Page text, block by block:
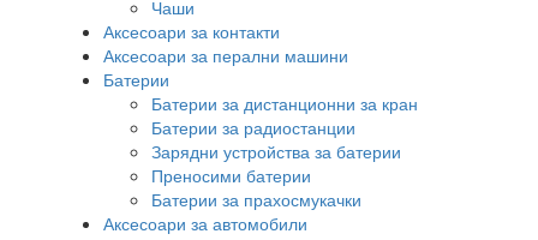
Чаши
Аксесоари за контакти
Аксесоари за перални машини
Батерии
Батерии за дистанционни за кран
Батерии за радиостанции
Зарядни устройства за батерии
Преносими батерии
Батерии за прахосмукачки
Аксесоари за автомобили